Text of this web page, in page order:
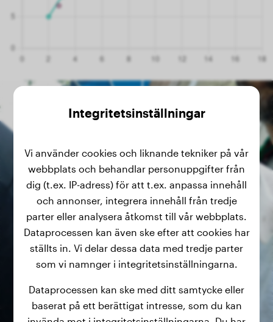
Integritetsinställningar
Vi använder cookies och liknande tekniker på vår
webbplats och behandlar personuppgifter från
dig (t.ex. IP-adress) för att t.ex. anpassa innehåll
och annonser, integrera innehåll från tredje
parter eller analysera åtkomst till vår webbplats.
Dataprocessen kan även ske efter att cookies har
ställts in. Vi delar dessa data med tredje parter
som vi namnger i integritetsinställningarna.
Dataprocessen kan ske med ditt samtycke eller
baserat på ett berättigat intresse, som du kan